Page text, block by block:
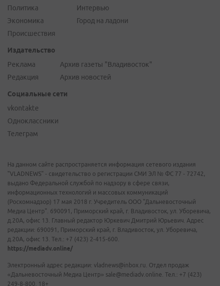
Политика
Экономика
Происшествия
Интервью
Город на ладони
Издательство
Реклама
Редакция
Архив газеты "Владивосток"
Архив новостей
Социальные сети
vkontakte
Одноклассники
Телеграм
На данном сайте распространяется информация сетевого издания
"VLADNEWS" - свидетельство о регистрации СМИ ЭЛ № ФС 77 - 72742,
выдано Федеральной службой по надзору в сфере связи,
информационных технологий и массовых коммуникаций
(Роскомнадзор) 17 мая 2018 г. Учредитель ООО "Дальневосточный
Медиа Центр". 690091, Приморский край, г. Владивосток, ул. Уборевича,
д.20А, офис 13. Главный редактор Юркевич Дмитрий Юрьевич. Адрес
редакции: 690091, Приморский край, г. Владивосток, ул. Уборевича,
д.20А, офис 13. Тел.: +7 (423) 2-415-600.
https://mediadv.online/
Электронный адрес редакции: vladnews@inbox.ru. Отдел продаж
«Дальневосточный Медиа Центр» sale@mediadv.online. Тел.: +7 (423)
249-8-800. 18+